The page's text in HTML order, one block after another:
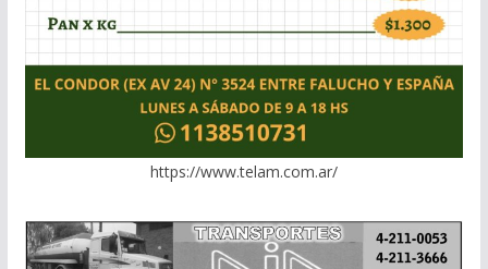
https://www.telam.com.ar/